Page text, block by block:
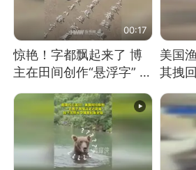
00:17
惊艳！字都飘起来了 博
主在田间创作“悬浮字” 网
友：真·裸眼3D！
美国
其拽
震惊
消息